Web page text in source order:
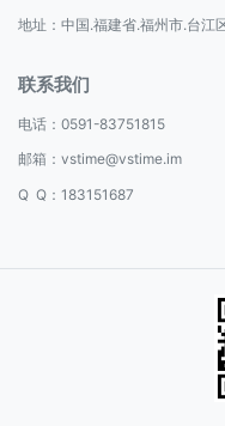
地址：中国.福建省.福州市.台江
联系我们
电话： 0591-83751815
邮箱： vstime@vstime.im
Q Q：183151687